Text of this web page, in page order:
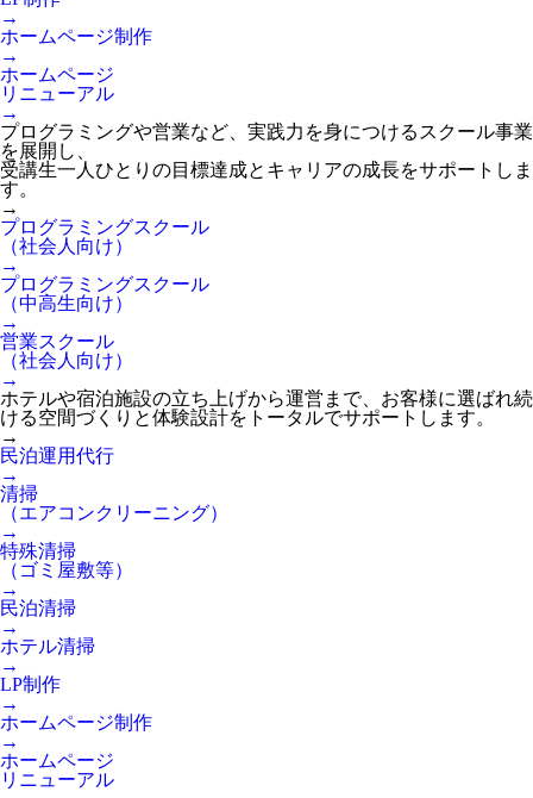
→
ホームページ制作
→
ホームページ
リニューアル
→
プログラミングや営業など、実践力を身につけるスクール事業
を展開し、
受講生一人ひとりの目標達成とキャリアの成長をサポートしま
す。
→
プログラミングスクール
（社会人向け）
→
プログラミングスクール
（中高生向け）
→
営業スクール
（社会人向け）
→
ホテルや宿泊施設の立ち上げから運営まで、お客様に選ばれ続
ける空間づくりと体験設計をトータルでサポートします。
→
民泊運用代行
→
清掃
（エアコンクリーニング）
→
特殊清掃
（ゴミ屋敷等）
→
民泊清掃
→
ホテル清掃
→
LP制作
→
ホームページ制作
→
ホームページ
リニューアル